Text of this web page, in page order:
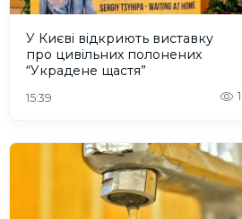
У Києві відкриють виставку
про цивільних полонених
“Украдене щастя”
15:39 1